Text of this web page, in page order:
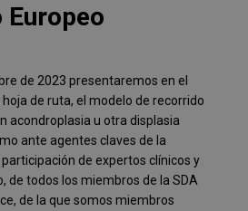
de 2023 presentaremos en el
de ruta, el modelo de recorrido
acondroplasia u otra displasia
ante agentes claves de la
de expertos clínicos y
de todos los miembros de la SDA
de la que somos miembros